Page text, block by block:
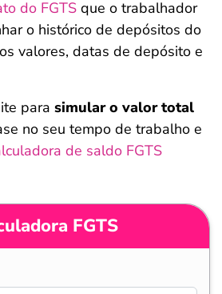
do FGTS que o trabalhador
o histórico de depósitos do
valores, datas de depósito e
para simular o valor total
no seu tempo de trabalho e
de saldo FGTS
FGTS